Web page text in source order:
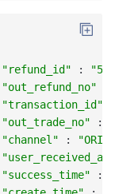
"refund_id" :
"out_refund_no"
"transaction_id"
"out_trade_no" :
"channel" :
"success_time" :